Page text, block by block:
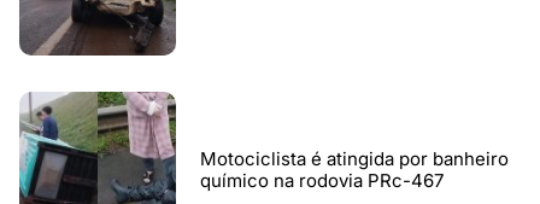
Motociclista é atingida por banheiro
químico na rodovia PRc-467